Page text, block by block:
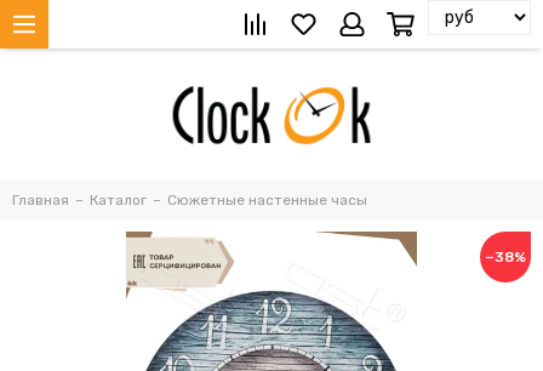
Главная Каталог Сюжетные настенные часы
−38%